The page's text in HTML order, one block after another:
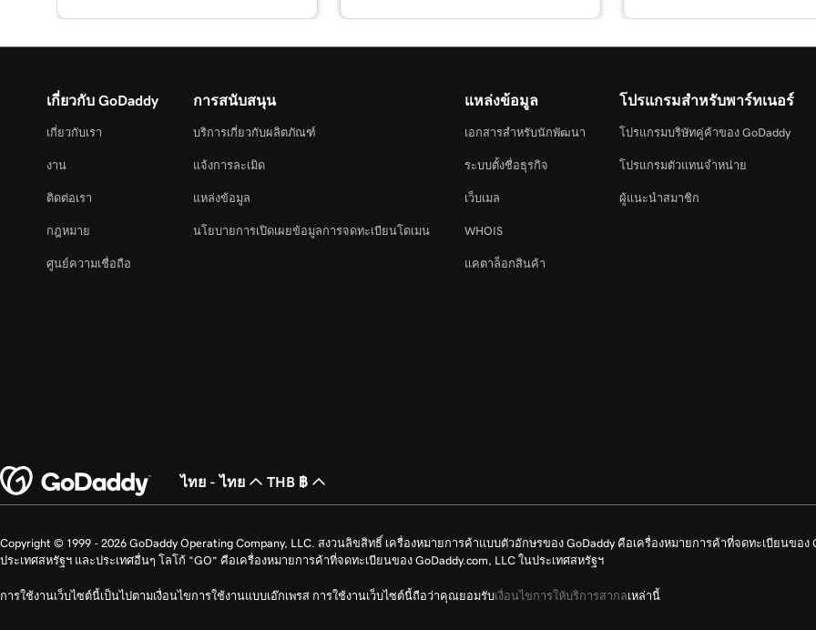
บทเรียนที่ 18 (จาก 29)
เพิ่มวิดีโอลงในเว็บไซต์ WordPress ของฉัน
เพิ่ม PDF ใน WordPress
บทเรียนที่ 21 (จาก 29)
ใช้หมวดหมู่และแท็กใน WordPress
บทเรียนที่ 22 (จาก 29)
เผยแพร่โพสต์ของฉันใน WordPress
จัดเวทีเว็บไซต์ด้วยโฮสติ้งภายใต้การจัดการสำหรับ WordPress
สร้างหน้าแรกแบบคงที่ด้วย WordPress
1m 45s
เกี่ยวกับ GoDaddy
เกี่ยวกับเรา
งาน
ติดต่อเรา
กฎหมาย
ศูนย์ความเชื่อถือ
การสนับสนุน
บริการเกี่ยวกับผลิตภัณฑ์
แจ้งการละเมิด
แหล่งข้อมูล
นโยบายการเปิดเผยข้อมูลการจดทะเบียนโดเมน
แหล่งข้อมูล
เอกสารสำหรับนักพัฒนา
ระบบตั้งชื่อธุรกิจ
เว็บเมล
WHOIS
แคตาล็อกสินค้า
โปรแกรมสำหรับพาร์ทเนอร์
โปรแกรมบริษัทคู่ค้าของ GoDaddy
โปรแกรมตัวแทนจำหน่าย
ผู้แนะนำสมาชิก
ไทย - ไทย THB ฿
Copyright © 1999 - 2026 GoDaddy Operating Company, LLC. สงวนลิขสิทธิ์ เครื่องหมายการค้าแบบตัวอักษรของ GoDaddy คือเครื่องหมายการค้าที่จดทะเบียนของ
ประเทศสหรัฐฯ และประเทศอื่นๆ โลโก้ “GO” คือเครื่องหมายการค้าที่จดทะเบียนของ GoDaddy.com, LLC ในประเทศสหรัฐฯ
การใช้งานเว็บไซต์นี้เป็นไปตามเงื่อนไขการใช้งานแบบเอ๊กเพรส การใช้งานเว็บไซต์นี้ถือว่าคุณยอมรับเงื่อนไขการให้บริการสากลเหล่านี้